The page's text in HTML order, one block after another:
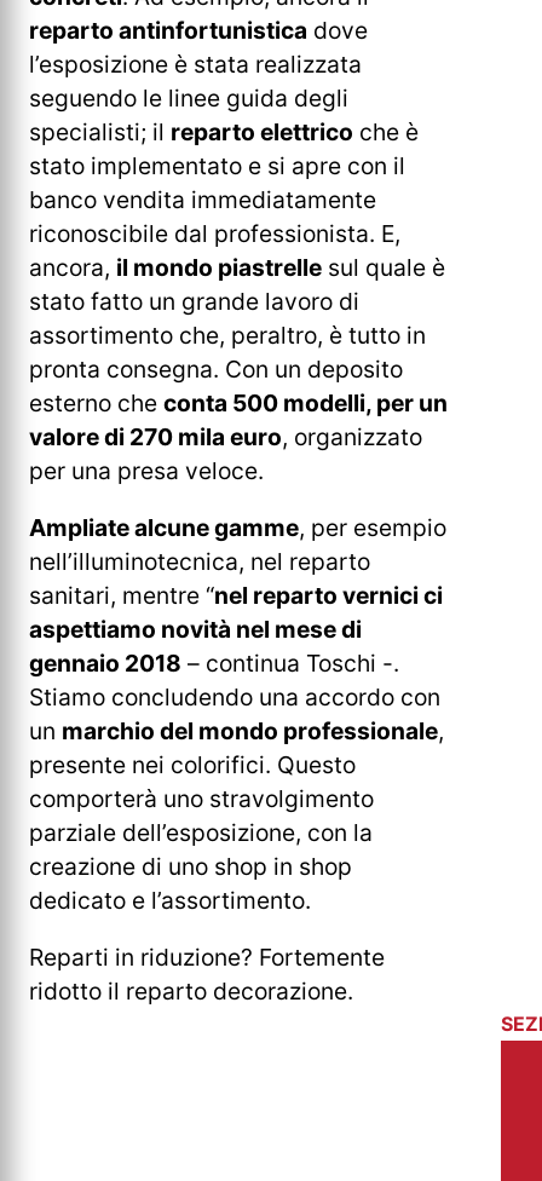
reparto antinfortunistica dove
l’esposizione è stata realizzata
seguendo le linee guida degli
specialisti; il reparto elettrico che è
stato implementato e si apre con il
banco vendita immediatamente
riconoscibile dal professionista. E,
ancora, il mondo piastrelle sul quale è
stato fatto un grande lavoro di
assortimento che, peraltro, è tutto in
pronta consegna. Con un deposito
esterno che conta 500 modelli, per un
valore di 270 mila euro, organizzato
per una presa veloce.
Ampliate alcune gamme, per esempio
nell’illuminotecnica, nel reparto
sanitari, mentre “nel reparto vernici ci
aspettiamo novità nel mese di
gennaio 2018 – continua Toschi -.
Stiamo concludendo una accordo con
un marchio del mondo professionale,
presente nei colorifici. Questo
comporterà uno stravolgimento
parziale dell’esposizione, con la
creazione di uno shop in shop
dedicato e l’assortimento.
Reparti in riduzione? Fortemente
ridotto il reparto decorazione.